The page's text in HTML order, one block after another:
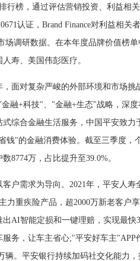
行榜，通过评估营销投资、利益相
认证，Brand Finance对利益相关
场调研数据。在本年度品牌价值榜
寿、美国伟彭医疗。
面对复杂严峻的外部环境和市场挑
融+科技"、"金融+生态"战略，深
综合金融生活服务，中国平安致力
钱"的金融消费体验。截至三季度，
8774万，占比提升至39.0%。
需求为导向。2021年，平安人寿
力重疾险产品，超2000万新老客户
AI智能定损和一键理赔，实现最
务，让车主省心;"平安好车主
辆。平安银行持续加码社交化能力